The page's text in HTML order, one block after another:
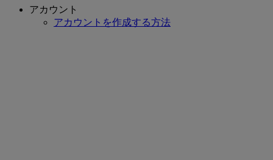
アカウント
アカウントを作成する方法